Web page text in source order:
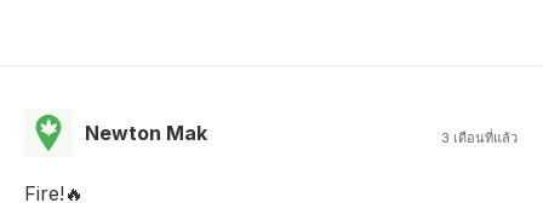
Newton Mak 3 เดือนที่แล้ว
Fire!🔥